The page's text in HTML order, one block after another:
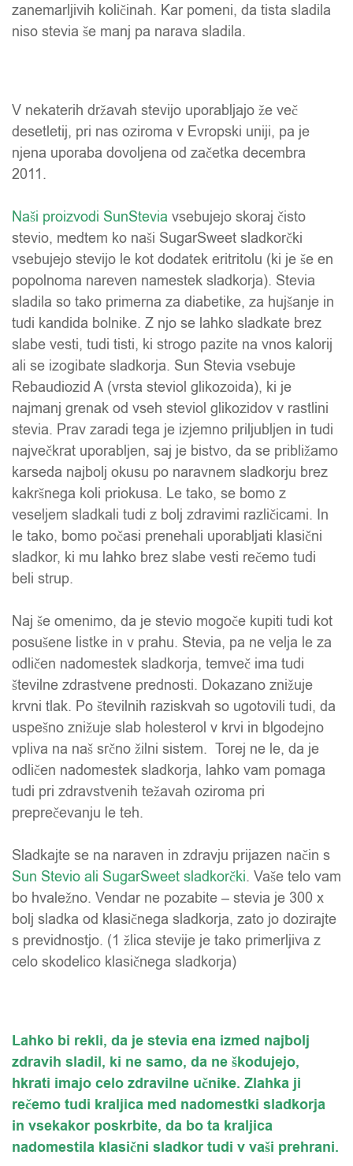
zanemarljivih količinah. Kar pomeni, da tista sladila
niso stevia še manj pa narava sladila.
V nekaterih državah stevijo uporabljajo že več
desetletij, pri nas oziroma v Evropski uniji, pa je
njena uporaba dovoljena od začetka decembra
2011.
Naši proizvodi SunStevia vsebujejo skoraj čisto
stevio, medtem ko naši SugarSweet sladkorčki
vsebujejo stevijo le kot dodatek eritritolu (ki je še en
popolnoma nareven namestek sladkorja). Stevia
sladila so tako primerna za diabetike, za hujšanje in
tudi kandida bolnike. Z njo se lahko sladkate brez
slabe vesti, tudi tisti, ki strogo pazite na vnos kalorij
ali se izogibate sladkorja. Sun Stevia vsebuje
Rebaudiozid A (vrsta steviol glikozoida), ki je
najmanj grenak od vseh steviol glikozidov v rastlini
stevia. Prav zaradi tega je izjemno priljubljen in tudi
največkrat uporabljen, saj je bistvo, da se približamo
karseda najbolj okusu po naravnem sladkorju brez
kakršnega koli priokusa. Le tako, se bomo z
veseljem sladkali tudi z bolj zdravimi različicami. In
le tako, bomo počasi prenehali uporabljati klasični
sladkor, ki mu lahko brez slabe vesti rečemo tudi
beli strup.
Naj še omenimo, da je stevio mogoče kupiti tudi kot
posušene listke in v prahu. Stevia, pa ne velja le za
odličen nadomestek sladkorja, temveč ima tudi
številne zdrastvene prednosti. Dokazano znižuje
krvni tlak. Po številnih raziskvah so ugotovili tudi, da
uspešno znižuje slab holesterol v krvi in blgodejno
vpliva na naš srčno žilni sistem. Torej ne le, da je
odličen nadomestek sladkorja, lahko vam pomaga
tudi pri zdravstvenih težavah oziroma pri
preprečevanju le teh.
Sladkajte se na naraven in zdravju prijazen način s
Sun Stevio ali SugarSweet sladkorčki. Vaše telo vam
bo hvaležno. Vendar ne pozabite – stevia je 300 x
bolj sladka od klasičnega sladkorja, zato jo dozirajte
s previdnostjo. (1 žlica stevije je tako primerljiva z
celo skodelico klasičnega sladkorja)
Lahko bi rekli, da je stevia ena izmed najbolj
zdravih sladil, ki ne samo, da ne škodujejo,
hkrati imajo celo zdravilne učnike. Zlahka ji
rečemo tudi kraljica med nadomestki sladkorja
in vsekakor poskrbite, da bo ta kraljica
nadomestila klasični sladkor tudi v vaši prehrani.